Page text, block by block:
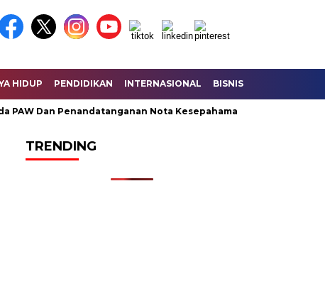
HIDUP PENDIDIKAN INTERNASIONAL BISNIS
Dan Penandatanganan Nota Kesepahaman KUA – PPAS
TRENDING